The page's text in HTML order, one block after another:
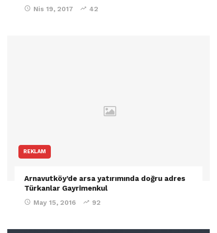
Nis 19, 2017 42
REKLAM
Arnavutköy’de arsa yatırımında doğru adres
Türkanlar Gayrimenkul
May 15, 2016 92